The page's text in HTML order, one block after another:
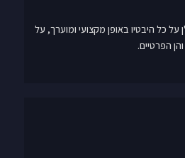
כל היבטיו באופן מקצועי ומוערך, על
הפרטיים.